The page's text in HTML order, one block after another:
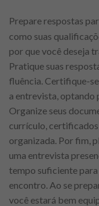
Prepare respostas
como suas
por que você deseja
Pratique suas
fluência. Certifique-
a entrevista, optando
Organize seus
currículo, certificados
organizada. Por fim,
uma entrevista
tempo suficiente para
encontro. Ao se
você estará bem